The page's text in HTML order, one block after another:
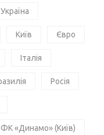
Україна
Київ Євро
Італія
Росія
ФК «Динамо» (Київ)